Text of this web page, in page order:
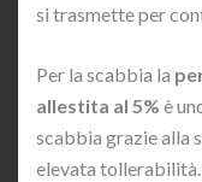
si trasmette per
Per la scabbia la
allestita al 5% è
scabbia grazie alla
elevata tollerabilità.